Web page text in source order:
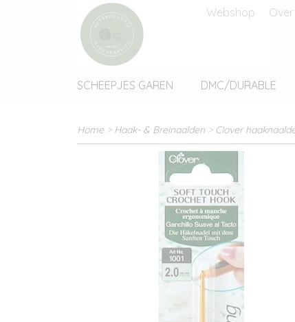
Webshop
SCHEEPJES GAREN DMC/DURABLE
Home > Haak- & Breinaalden > Clover